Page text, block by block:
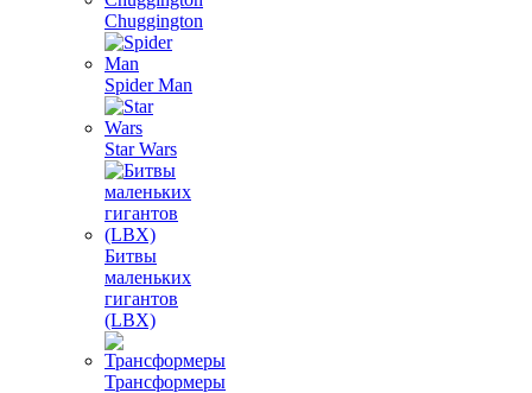
Chuggington
Spider Man
Star Wars
Битвы
маленьких
гигантов
(LBX)
Трансформеры